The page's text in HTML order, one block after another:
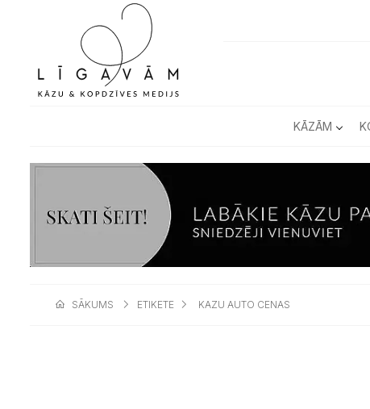
KĀZĀM
SĀKUMS ETIKETE KAZU AUTO CENAS